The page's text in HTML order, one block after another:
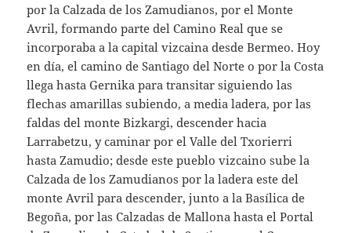
por la Calzada de los Zamudianos, por el Monte
Avril, formando parte del Camino Real que se
incorporaba a la capital vizcaina desde Bermeo. Hoy
en día, el camino de Santiago del Norte o por la Costa
llega hasta Gernika para transitar siguiendo las
flechas amarillas subiendo, a media ladera, por las
faldas del monte Bizkargi, descender hacia
Larrabetzu, y caminar por el Valle del Txorierri
hasta Zamudio; desde este pueblo vizcaino sube la
Calzada de los Zamudianos por la ladera este del
monte Avril para descender, junto a la Basílica de
Begoña, por las Calzadas de Mallona hasta el Portal